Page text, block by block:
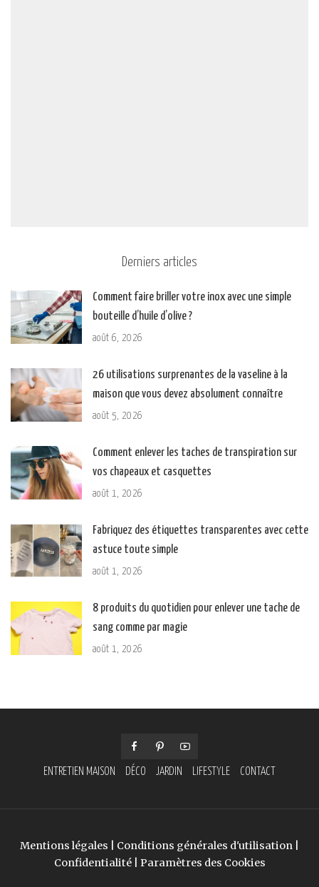
Derniers articles
Comment faire briller votre inox avec une simple
bouteille d’huile d’olive ?
août 6, 2026
26 utilisations surprenantes de la vaseline à la
maison que vous devez absolument connaître
août 5, 2026
Comment enlever les taches de transpiration sur
vos chapeaux et casquettes
août 1, 2026
Fabriquez des étiquettes transparentes avec cette
astuce toute simple
août 1, 2026
8 produits du quotidien pour enlever une tache de
sang comme par magie
août 1, 2026
ENTRETIEN MAISON DÉCO JARDIN LIFESTYLE CONTACT
Mentions légales Conditions générales d'utilisation
Confidentialité| Paramètres des Cookies